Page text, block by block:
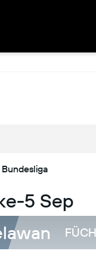
Bundesliga
5 Sep